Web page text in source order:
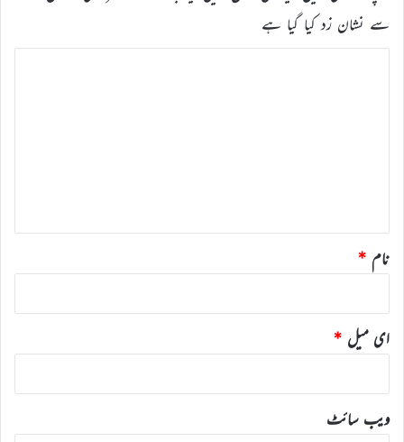
سے نشان زد کیا گیا ہے
نام *
ای میل *
ویب‌ سائٹ